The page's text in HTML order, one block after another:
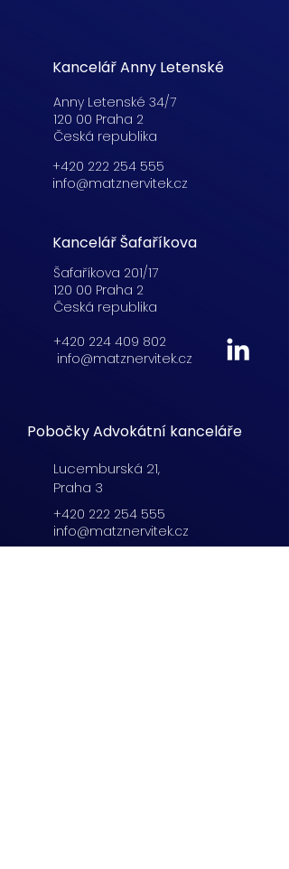
Kancelář Anny Letenské
Anny Letenské 34/7
120 00 Praha 2
Česká republika
+420 222 254 555
info@matznervitek.cz
Kancelář Šafaříkova
Šafaříkova 201/17
120 00 Praha 2
Česká republika
+420 224 409 802
info@matznervitek.cz
Pobočky Advokátní kanceláře
Lucemburská 21,
Praha 3
+420 222 254 555
info@matznervitek.cz